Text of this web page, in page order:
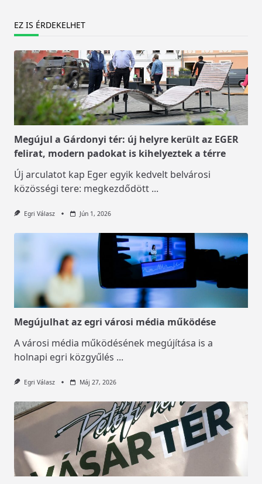
EZ IS ÉRDEKELHET
Megújul a Gárdonyi tér: új helyre került az EGER
felirat, modern padokat is kihelyeztek a térre
Új arculatot kap Eger egyik kedvelt belvárosi
közösségi tere: megkezdődött ...
Egri Válasz Jún 1, 2026
Megújulhat az egri városi média működése
A városi média működésének megújítása is a
holnapi egri közgyűlés ...
Egri Válasz Máj 27, 2026